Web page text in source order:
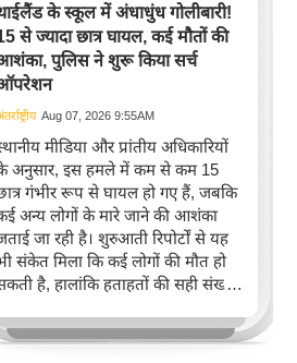
के स्कूल में अंधाधुंध गोलीबारी!
से ज्यादा छात्र घायल, कई मौतों की
पुलिस ने शुरू किया सर्च
Aug 07, 2026 9:55AM
मीडिया और प्रांतीय अधिकारियों
अनुसार, इस हमले में कम से कम 15
गंभीर रूप से घायल हो गए हैं, जबकि
अन्य लोगों के मारे जाने की आशंका
जा रही है। शुरुआती रिपोर्टों से यह
संकेत मिला कि कई लोगों की मौत हो
है, हालांकि हताहतों की सही संख्या